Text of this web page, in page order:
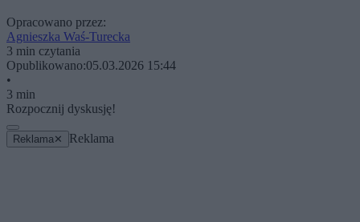
Opracowano przez:
Agnieszka Waś-Turecka
3 min czytania
Opublikowano:05.03.2026 15:44
•
3 min
Rozpocznij dyskusję!
Reklama ✕ Reklama